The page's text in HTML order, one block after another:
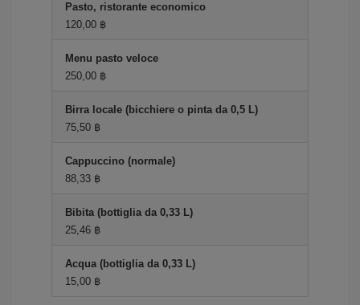
Pasto, ristorante economico
120,00 ฿
Menu pasto veloce
250,00 ฿
Birra locale (bicchiere o pinta da 0,5 L)
75,50 ฿
Cappuccino (normale)
88,33 ฿
Bibita (bottiglia da 0,33 L)
25,46 ฿
Acqua (bottiglia da 0,33 L)
15,00 ฿